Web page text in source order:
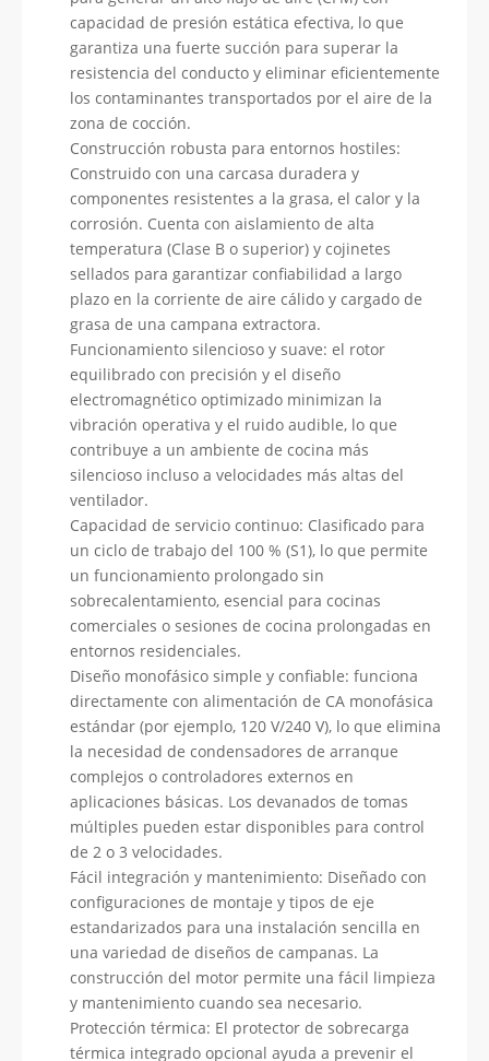
capacidad de presión estática efectiva, lo que
garantiza una fuerte succión para superar la
resistencia del conducto y eliminar eficientemente
los contaminantes transportados por el aire de la
zona de cocción.
Construcción robusta para entornos hostiles:
Construido con una carcasa duradera y
componentes resistentes a la grasa, el calor y la
corrosión. Cuenta con aislamiento de alta
temperatura (Clase B o superior) y cojinetes
sellados para garantizar confiabilidad a largo
plazo en la corriente de aire cálido y cargado de
grasa de una campana extractora.
Funcionamiento silencioso y suave: el rotor
equilibrado con precisión y el diseño
electromagnético optimizado minimizan la
vibración operativa y el ruido audible, lo que
contribuye a un ambiente de cocina más
silencioso incluso a velocidades más altas del
ventilador.
Capacidad de servicio continuo: Clasificado para
un ciclo de trabajo del 100 % (S1), lo que permite
un funcionamiento prolongado sin
sobrecalentamiento, esencial para cocinas
comerciales o sesiones de cocina prolongadas en
entornos residenciales.
Diseño monofásico simple y confiable: funciona
directamente con alimentación de CA monofásica
estándar (por ejemplo, 120 V/240 V), lo que elimina
la necesidad de condensadores de arranque
complejos o controladores externos en
aplicaciones básicas. Los devanados de tomas
múltiples pueden estar disponibles para control
de 2 o 3 velocidades.
Fácil integración y mantenimiento: Diseñado con
configuraciones de montaje y tipos de eje
estandarizados para una instalación sencilla en
una variedad de diseños de campanas. La
construcción del motor permite una fácil limpieza
y mantenimiento cuando sea necesario.
Protección térmica: El protector de sobrecarga
térmica integrado opcional ayuda a prevenir el